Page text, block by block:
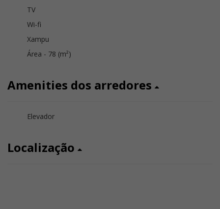
TV
Wi-fi
Xampu
Área - 78 (m²)
Amenities dos arredores
Elevador
Localização